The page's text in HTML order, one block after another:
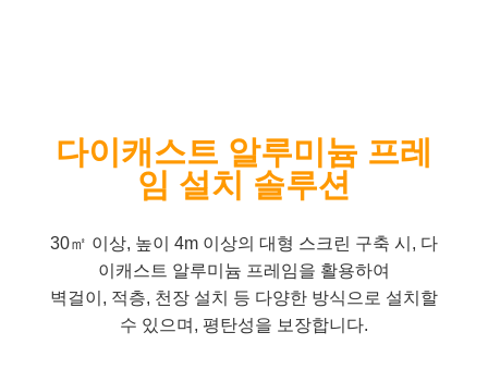
다이캐스트 알루미늄 프레
임 설치 솔루션
30㎡ 이상, 높이 4m 이상의 대형 스크린 구축 시, 다
이캐스트 알루미늄 프레임을 활용하여
벽걸이, 적층, 천장 설치 등 다양한 방식으로 설치할
수 있으며, 평탄성을 보장합니다.